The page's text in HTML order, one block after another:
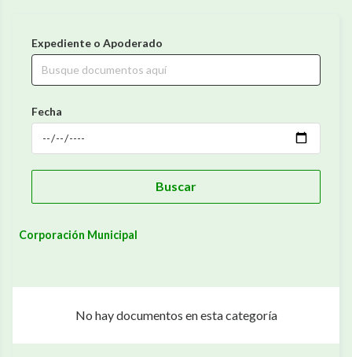
Expediente o Apoderado
Fecha
Buscar
Corporación Municipal
No hay documentos en esta categoría